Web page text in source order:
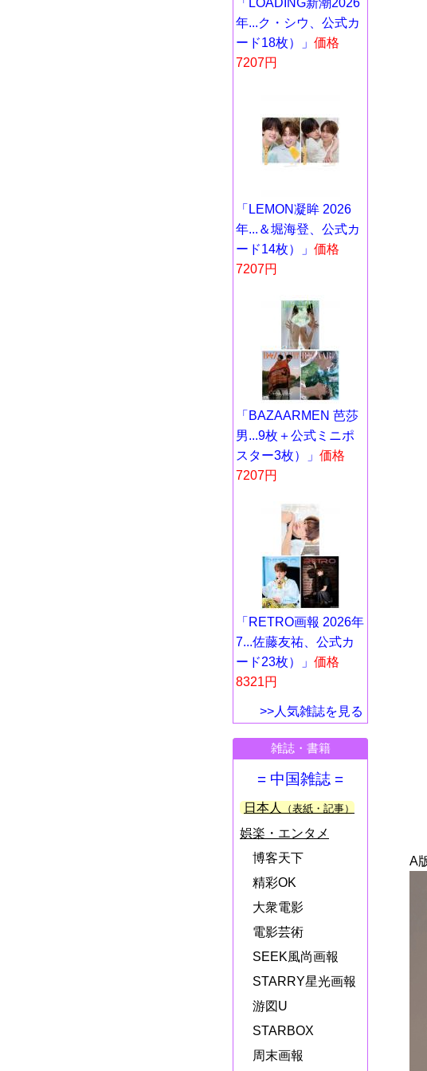
年...ク・シウ、公式カ
ード18枚）」 価格
7207円
「LEMON凝眸 2026
年...＆堀海登、公式カ
ード14枚）」 価格
7207円
「BAZAARMEN 芭莎
男...9枚＋公式ミニポ
スター3枚）」 価格
7207円
「RETRO画報 2026年
7...佐藤友祐、公式カ
ード23枚）」 価格
8321円
>>人気雑誌を見る
雑誌・書籍
= 中国雑誌 =
日本人 （表紙・記事）
娯楽・エンタメ
博客天下
精彩OK
大衆電影
電影芸術
SEEK風尚画報
STARRY星光画報
游図U
STARBOX
周末画報
A